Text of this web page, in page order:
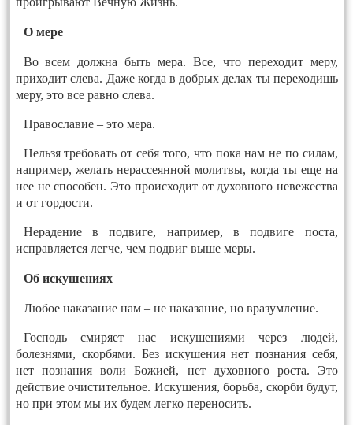
О мере
Во всем должна быть мера. Все, что переходит меру,
приходит слева. Даже когда в добрых делах ты переходишь
меру, это все равно слева.
Православие – это мера.
Нельзя требовать от себя того, что пока нам не по силам,
например, желать нерассеянной молитвы, когда ты еще на
нее не способен. Это происходит от духовного невежества
и от гордости.
Нерадение в подвиге, например, в подвиге поста,
исправляется легче, чем подвиг выше меры.
Об искушениях
Любое наказание нам – не наказание, но вразумление.
Господь смиряет нас искушениями через людей,
болезнями, скорбями. Без искушения нет познания себя,
нет познания воли Божией, нет духовного роста. Это
действие очистительное. Искушения, борьба, скорби будут,
но при этом мы их будем легко переносить.